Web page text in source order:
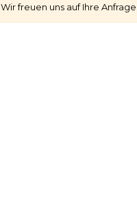
Wir freuen uns auf Ihre